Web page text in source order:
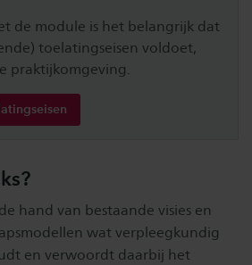
de module is het belangrijk dat
toelatingseisen voldoet,
praktijkomgeving.
hand van bestaande visies en
wat verpleegkundig
en verwoordt daarbij het